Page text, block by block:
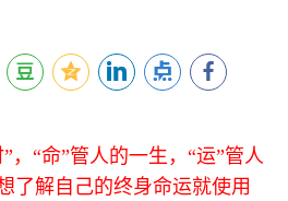
，“命”管人的一生，“运”管人
了解自己的终身命运就使用